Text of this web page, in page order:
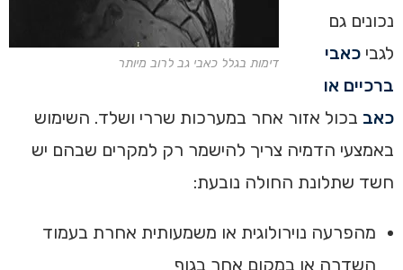
דימות בגלל כאבי גב לרוב מיותר
נכונים גם
לגבי כאבי
ברכיים או
כאב בכול אזור אחר במערכות שררי ושלד. השימוש
באמצעי הדמיה צריך להישמר רק למקרים שבהם יש
חשד שתלונת החולה נובעת:
מהפרעה נוירולוגית או משמעותית אחרת בעמוד
השדרה או במקום אחר בגוף